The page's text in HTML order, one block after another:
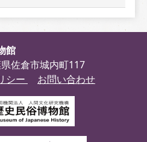
館
佐倉市城内町117
シー
お問い合わせ